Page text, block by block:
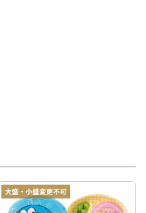
大盛・小盛変更不可